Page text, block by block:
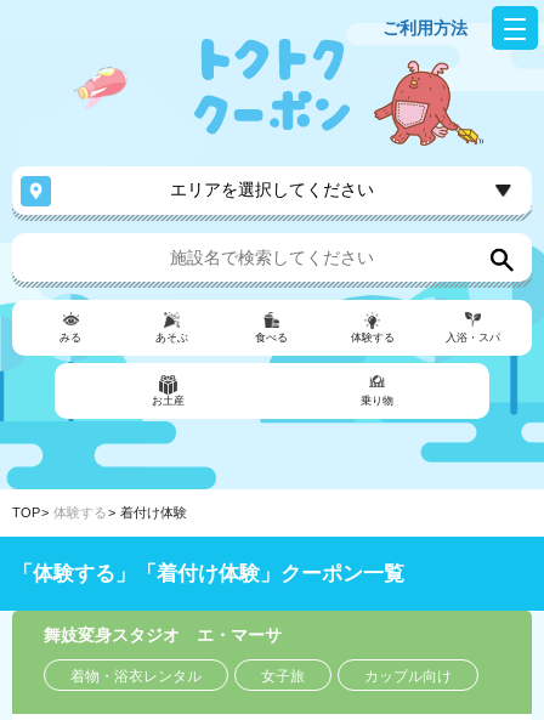
ご利用方法
エリアを選択してください
みる あそぶ 食べる 体験する 入浴・スパ
お土産 乗り物
TOP 体験する 着付け体験
「体験する」「着付け体験」クーポン一覧
舞妓変身スタジオ エ・マーサ
着物・浴衣レンタル 女子旅 カップル向け